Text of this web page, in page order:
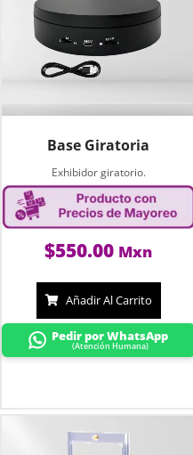
Base Giratoria
Exhibidor giratorio.
$550.00 Mxn
Añadir Al Carrito
Pedir por WhatsApp
(Atención Humana)